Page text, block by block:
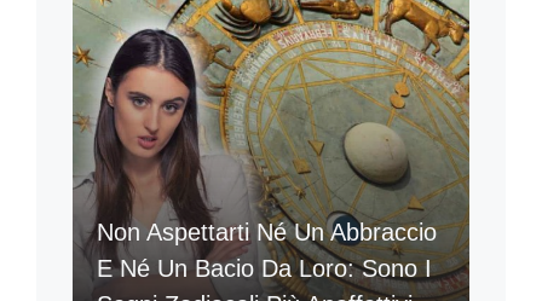
Non Aspettarti Né Un Abbraccio
E Né Un Bacio Da Loro: Sono I